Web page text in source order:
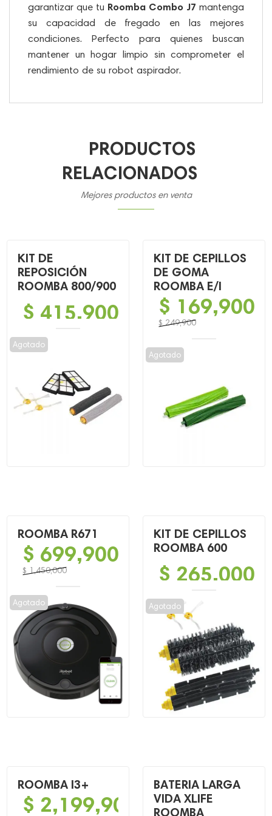
garantizar que tu Roomba Combo J7 mantenga
su capacidad de fregado en las mejores
condiciones. Perfecto para quienes buscan
mantener un hogar limpio sin comprometer el
rendimiento de su robot aspirador.
PRODUCTOS
RELACIONADOS
Mejores productos en venta
KIT DE
REPOSICIÓN
ROOMBA 800/900
$ 415,900
Agotado
KIT DE CEPILLOS
DE GOMA
ROOMBA E/I
$249,900
precio
original
$ 169,900
precio
actual
Agotado
ROOMBA R671
$ 1,450,000
precio
original
era:
$ 1,450,000.
$ 699,900
precio
actual
es:
$ 699,900.
Agotado
KIT DE CEPILLOS
ROOMBA 600
$ 265,000
Agotado
ROOMBA I3+
$ 2,199,900
BATERIA LARGA
VIDA XLIFE
ROOMBA